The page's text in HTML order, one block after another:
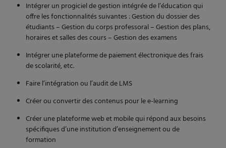
Intégrer un progiciel de gestion intégrée de l’éducation qui
offre les fonctionnalités suivantes : Gestion du dossier des
étudiants – Gestion du corps professoral – Gestion des plans,
horaires et salles des cours – Gestion des examens
Intégrer une plateforme de paiement électronique des frais
de scolarité, etc.
Faire l’intégration ou l’audit de LMS
Créer ou convertir des contenus pour le e-learning
Créer une plateforme web et mobile qui répond aux besoins
spécifiques d’une institution d’enseignement ou de
formation